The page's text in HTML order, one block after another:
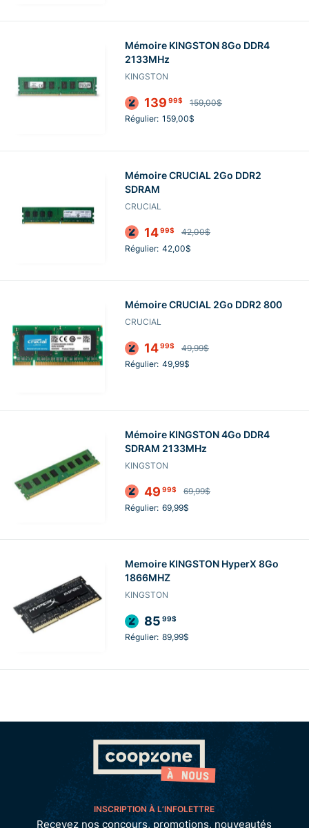
Mémoire KINGSTON 8Go DDR4
2133MHz
KINGSTON
139 99$
159,00$
Régulier: 159,00$
Mémoire CRUCIAL 2Go DDR2
SDRAM
CRUCIAL
1499$
42,00$
Régulier: 42,00$
Mémoire CRUCIAL 2Go DDR2 800
CRUCIAL
1499$
49,99$
Régulier: 49,99$
Mémoire KINGSTON 4Go DDR4
SDRAM 2133MHz
KINGSTON
49 99$
69,99$
Régulier: 69,99$
Memoire KINGSTON HyperX 8Go
1866MHZ
KINGSTON
85 99$
Régulier: 89,99$
INSCRIPTION À L’INFOLETTRE
Recevez nos concours, promotions, nouveautés